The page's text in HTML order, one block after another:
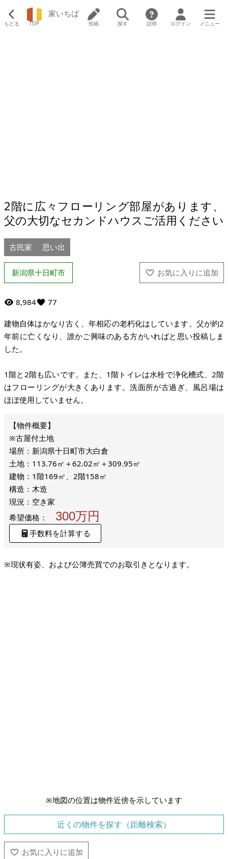
もどる TOP
家いちば
投稿 探す 説明 ログイン メニュー
2階に広々フローリング部屋があります、
父の大切なセカンドハウスご活用ください
古民家 思い出
新潟県十日町市
8,984 77
建物自体はかなり古く、年相応の老朽化はしています。父が約2
年前に亡くなり、誰かご興味のある方がいればと思い投稿しま
した。
1階と2階も広いです。また、1階トイレは水栓で浄化槽式、2階
はフローリングが大きくあります。洗面所が古過ぎ、風呂場は
ほぼ使用していません。
※古屋付土地
場所：新潟県十日町市大白倉
土地：113.76㎡＋62.02㎡＋309.95㎡
建物：1階169㎡、2階158㎡
構造：木造
現況：空き家
希望価格：
300万円
手数料を計算する
※現状有姿、および公簿売買でのお取引きとなります。
※地図の位置は物件近傍を示しています
近くの物件を探す（距離検索）